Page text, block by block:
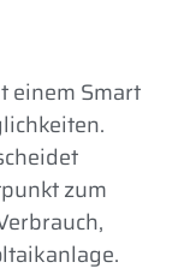
einem Smart
zum